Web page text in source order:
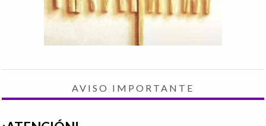
AVISO IMPORTANTE